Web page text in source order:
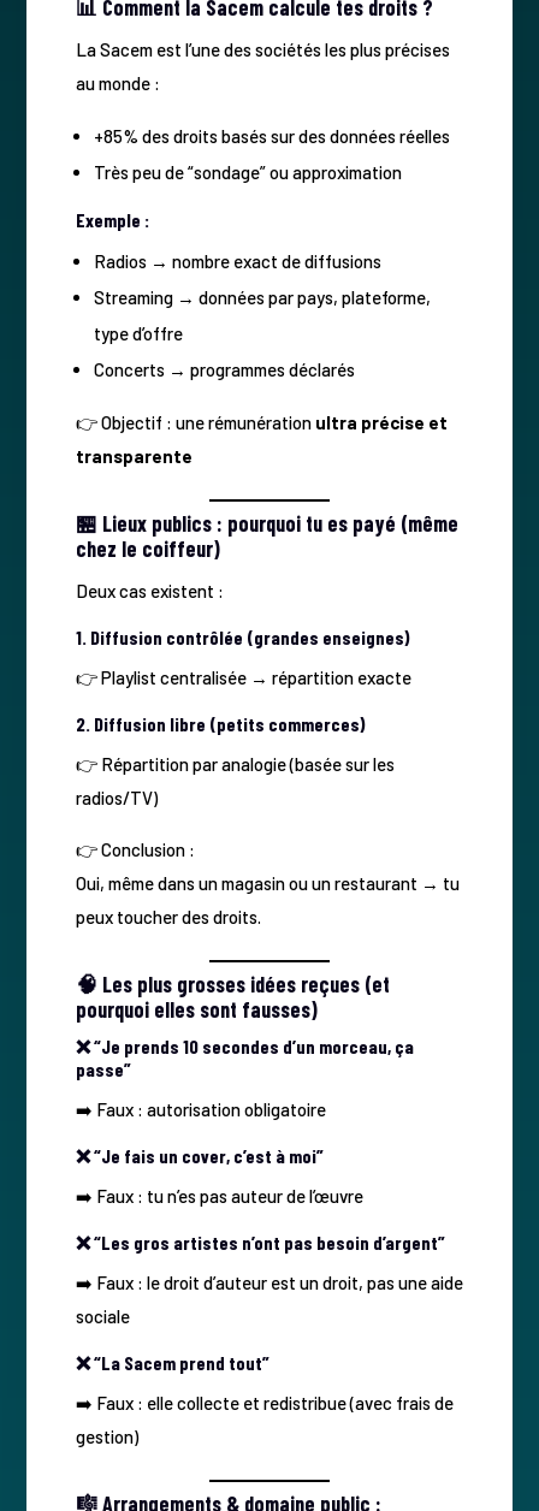
📊 Comment la Sacem calcule tes droits ?
La Sacem est l’une des sociétés les plus précises
au monde :
+85% des droits basés sur des données réelles
Très peu de “sondage” ou approximation
Exemple :
Radios → nombre exact de diffusions
Streaming → données par pays, plateforme,
type d’offre
Concerts → programmes déclarés
👉 Objectif : une rémunération ultra précise et
transparente
🏪 Lieux publics : pourquoi tu es payé (même
chez le coiffeur)
Deux cas existent :
1. Diffusion contrôlée (grandes enseignes)
👉 Playlist centralisée → répartition exacte
2. Diffusion libre (petits commerces)
👉 Répartition par analogie (basée sur les
radios/TV)
👉 Conclusion :
Oui, même dans un magasin ou un restaurant → tu
peux toucher des droits.
🧠 Les plus grosses idées reçues (et
pourquoi elles sont fausses)
❌ “Je prends 10 secondes d’un morceau, ça
passe”
➡️ Faux : autorisation obligatoire
❌ “Je fais un cover, c’est à moi”
➡️ Faux : tu n’es pas auteur de l’œuvre
❌ “Les gros artistes n’ont pas besoin d’argent”
➡️ Faux : le droit d’auteur est un droit, pas une aide
sociale
❌ “La Sacem prend tout”
➡️ Faux : elle collecte et redistribue (avec frais de
gestion)
🎼 Arrangements & domaine public :